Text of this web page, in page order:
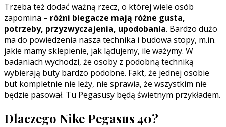
Trzeba też dodać ważną rzecz, o której wiele osób
zapomina – różni biegacze mają różne gusta,
potrzeby, przyzwyczajenia, upodobania. Bardzo dużo
ma do powiedzenia nasza technika i budowa stopy, m.in.
jakie mamy sklepienie, jak lądujemy, ile ważymy. W
badaniach wychodzi, że osoby z podobną techniką
wybierają buty bardzo podobne. Fakt, że jednej osobie
but kompletnie nie leży, nie sprawia, że wszystkim nie
będzie pasował. Tu Pegasusy będą świetnym przykładem.
Dlaczego Nike Pegasus 40?